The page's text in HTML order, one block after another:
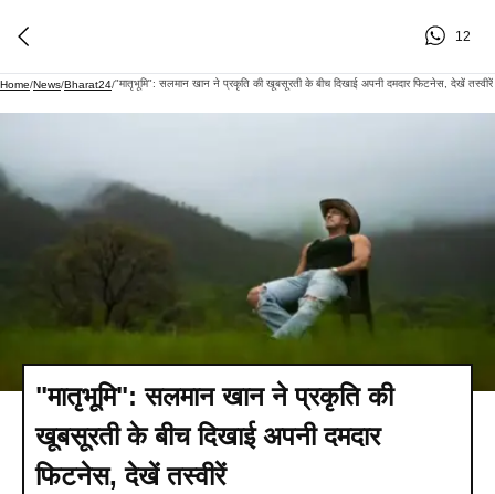
12
Home/News/Bharat24/"मातृभूमि": सलमान खान ने प्रकृति की खूबसूरती के बीच दिखाई अपनी दमदार फिटनेस, देखें तस्वीरें
"मातृभूमि": सलमान खान ने प्रकृति की
खूबसूरती के बीच दिखाई अपनी दमदार
फिटनेस, देखें तस्वीरें